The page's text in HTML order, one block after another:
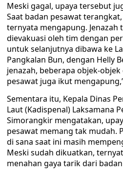
Meski gagal, upaya tersebut
Saat badan pesawat
ternyata mengapung. Jenazah
dievakuasi oleh tim dengan
untuk selanjutnya dibawa ke
Pangkalan Bun, dengan Helly
jenazah, beberapa objek-
pesawat juga ikut
Sementara itu, Kepala Dinas
Laut (Kadispenal) Laksamana
Simorangkir mengatakan,
pesawat memang tak mudah.
di sana saat ini masih
Meski sudah dikuatkan,
menahan gaya tarik dari